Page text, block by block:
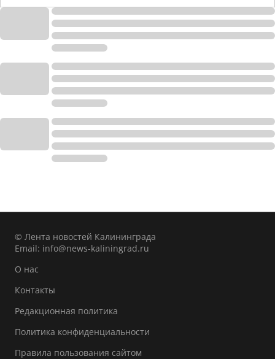
© Лента новостей Калининграда
Email: info@news-kaliningrad.ru
О нас
Контакты
Редакционная политика
Политика конфиденциальности
Правила пользования сайтом